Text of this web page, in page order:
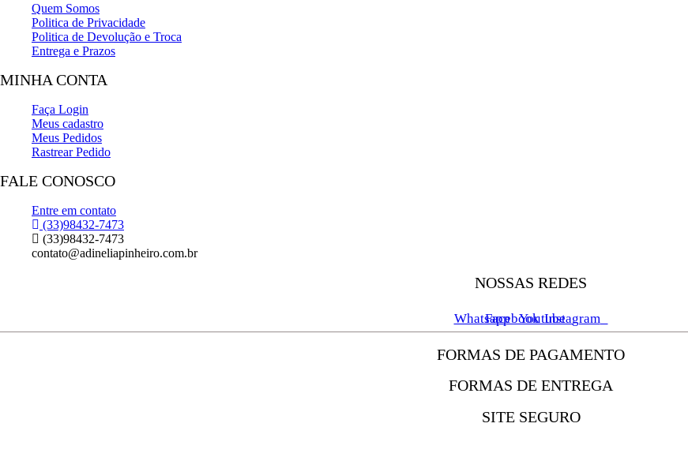
Quem Somos
Politica de Privacidade
Politica de Devolução e Troca
Entrega e Prazos
MINHA CONTA
Faça Login
Meus cadastro
Meus Pedidos
Rastrear Pedido
FALE CONOSCO
Entre em contato
(33)98432-7473
(33)98432-7473
contato@adineliapinheiro.com.br
NOSSAS REDES
WhatsappFacebookYoutubeInstagram
FORMAS DE PAGAMENTO
FORMAS DE ENTREGA
SITE SEGURO